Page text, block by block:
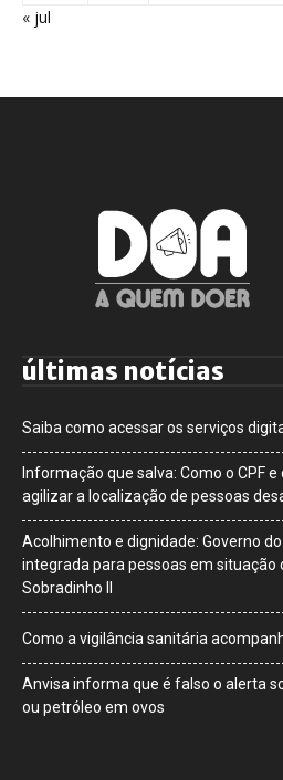
« jul
últimas notícias
Saiba como acessar os serviços
Informação que salva: Como o CPF
agilizar a localização de pessoas
Acolhimento e dignidade: Governo
integrada para pessoas em situação
Sobradinho II
Como a vigilância sanitária
Anvisa informa que é falso o alerta
ou petróleo em ovos